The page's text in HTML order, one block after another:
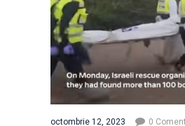
octombrie 12, 2023 0